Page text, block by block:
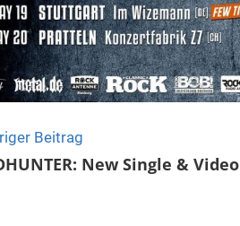
Beitrag
New Single & Video